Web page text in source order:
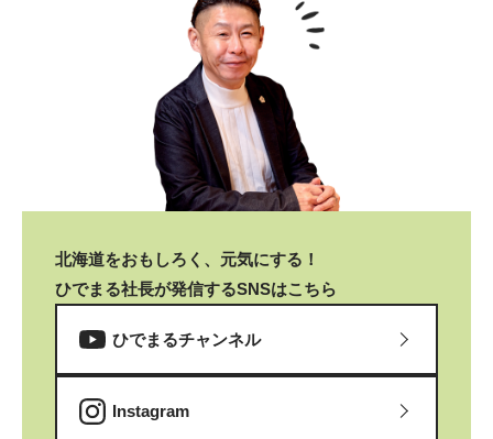
北海道をおもしろく、元気にする！
ひでまる社長が発信するSNSはこちら
ひでまるチャンネル
Instagram